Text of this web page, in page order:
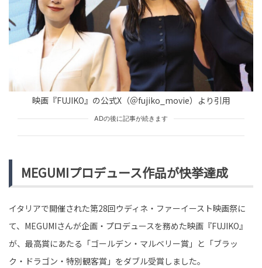
TREND（トレンド深堀）
STORY
tend Editorial Team
西野未姫、夫・山本圭壱との『2人目妊活』を告白。前向
きな姿勢にファンから「良いお母さんですね」「考えが
しっかりしてる」な...
HUMAN（話題の人）
ENTERTAINMENT
tend Editorial Team
TREND（トレンド深堀）
STORY
tend Editorial Team
映画『FUJIKO』の公式X（＠fujiko_movie）より引用
ADの後に記事が続きます
MEGUMIプロデュース作品が快挙達成
イタリアで開催された第28回ウディネ・ファーイースト映画祭に
て、MEGUMIさんが企画・プロデュースを務めた映画『FUJIKO』
が、最高賞にあたる「ゴールデン・マルベリー賞」と「ブラッ
ク・ドラゴン・特別観客賞」をダブル受賞しました。